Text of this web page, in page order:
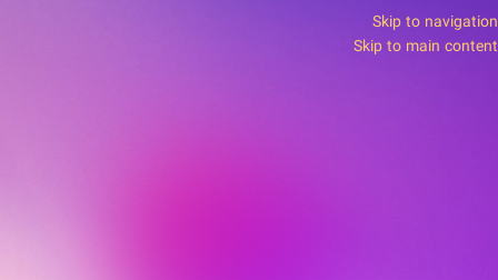
Skip to navigation
Skip to main content